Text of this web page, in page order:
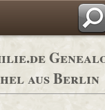
aus Berlin